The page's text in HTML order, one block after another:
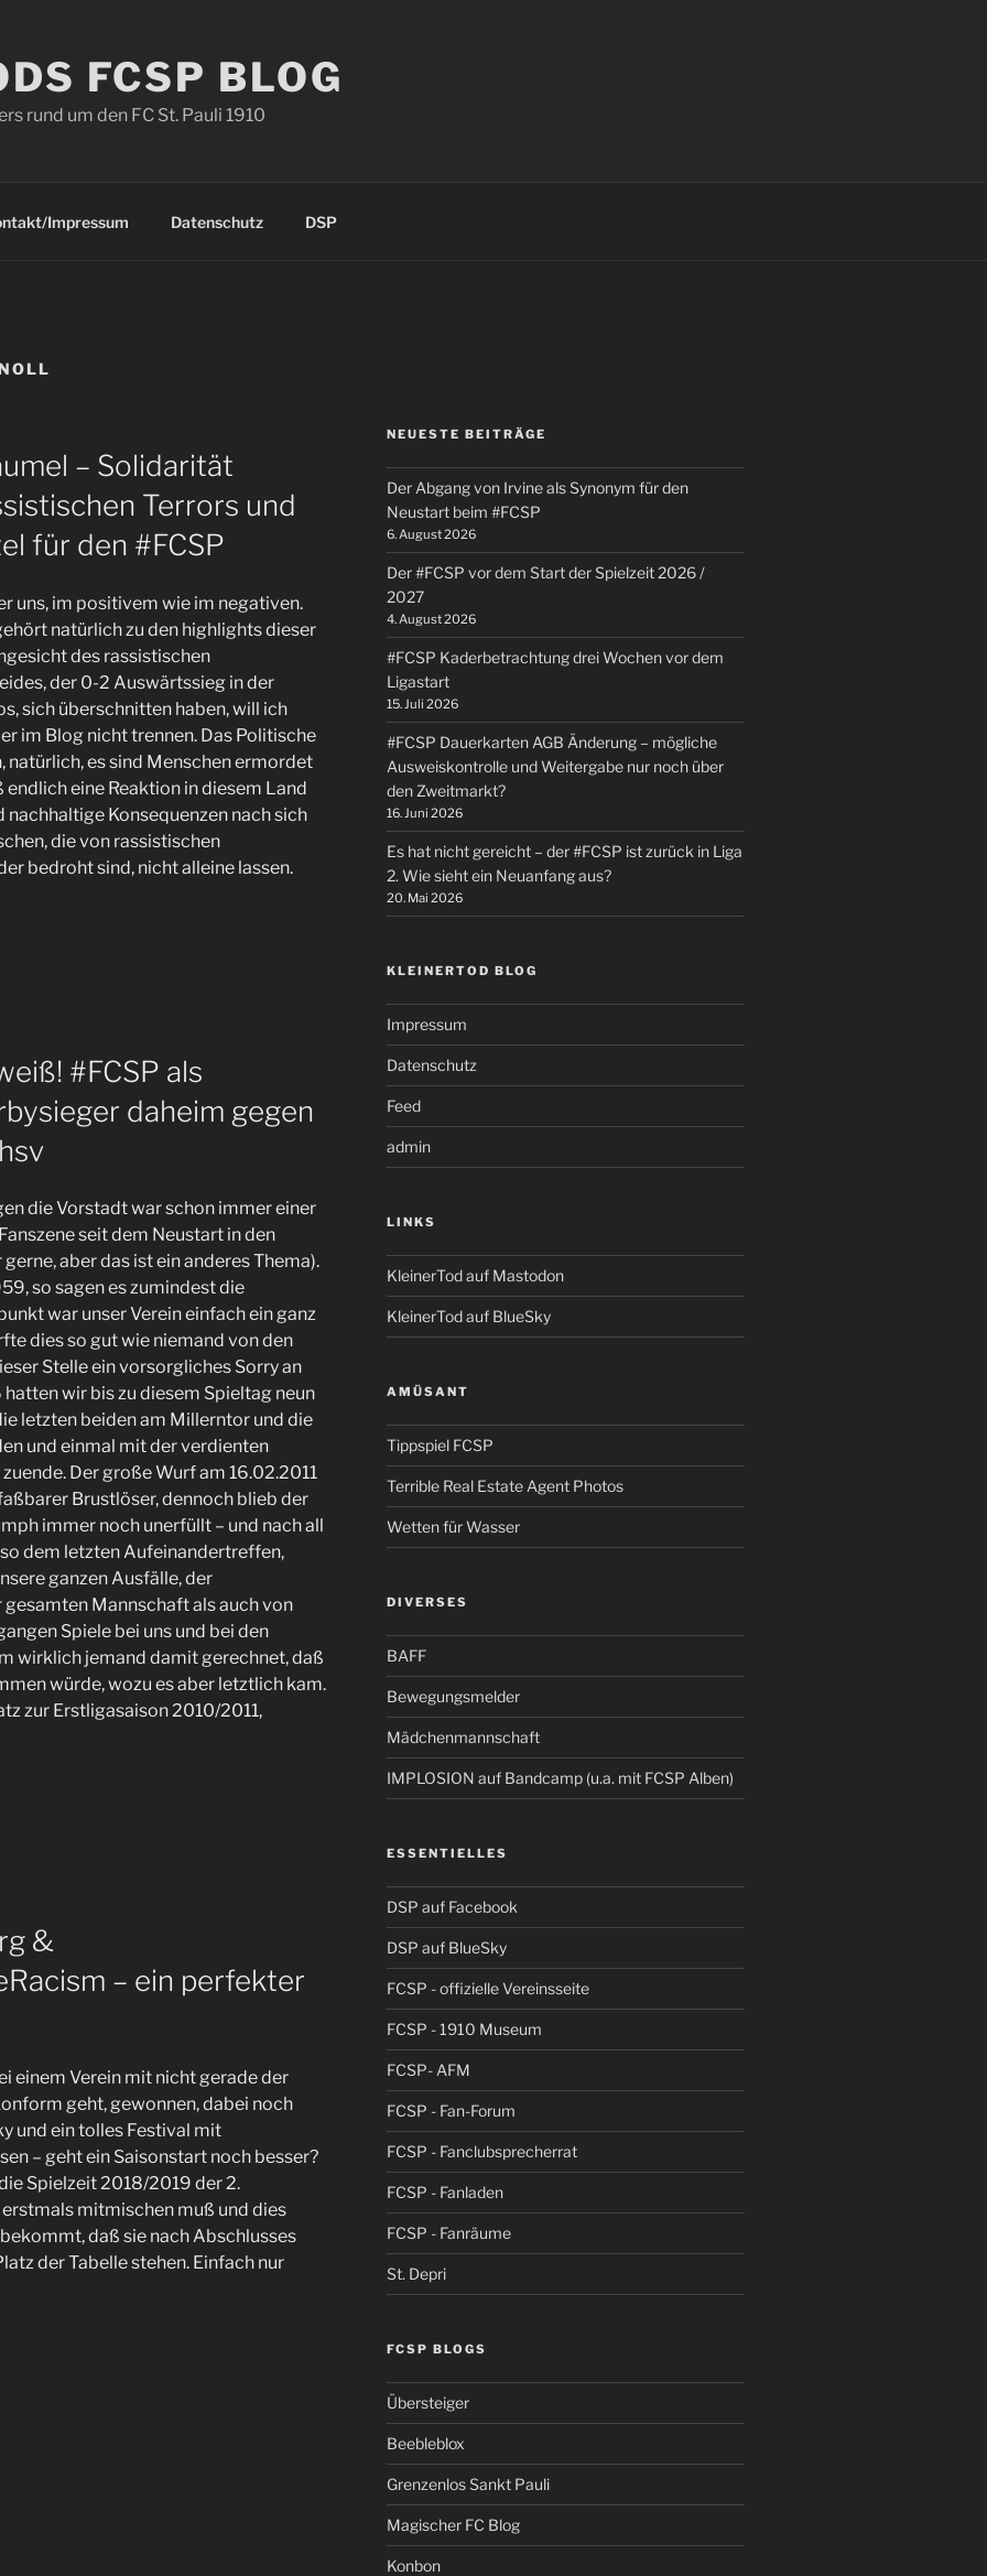
FCSP BLOG
rund um den FC St. Pauli 1910
Impressum Datenschutz DSP
– Solidarität
Terrors und
für den #FCSP
uns, im positivem wie im negativen.
natürlich zu den highlights dieser
des rassistischen
der 0-2 Auswärtssieg in der
sich überschnitten haben, will ich
im Blog nicht trennen. Das Politische
natürlich, es sind Menschen ermordet
eine Reaktion in diesem Land
Konsequenzen nach sich
die von rassistischen
bedroht sind, nicht alleine lassen.
#FCSP als
daheim gegen
die Vorstadt war schon immer einer
seit dem Neustart in den
aber das ist ein anderes Thema).
so sagen es zumindest die
war unser Verein einfach ein ganz
dies so gut wie niemand von den
Stelle ein vorsorgliches Sorry an
wir bis zu diesem Spieltag neun
letzten beiden am Millerntor und die
und einmal mit der verdienten
Der große Wurf am 16.02.2011
Brustlöser, dennoch blieb der
immer noch unerfüllt – und nach all
dem letzten Aufeinandertreffen,
ganzen Ausfälle, der
Mannschaft als auch von
Spiele bei uns und bei den
wirklich jemand damit gerechnet, daß
würde, wozu es aber letztlich kam.
zur Erstligasaison 2010/2011,
&
– ein perfekter
einem Verein mit nicht gerade der
geht, gewonnen, dabei noch
und ein tolles Festival mit
– geht ein Saisonstart noch besser?
Spielzeit 2018/2019 der 2.
mitmischen muß und dies
daß sie nach Abschlusses
der Tabelle stehen. Einfach nur
NEUESTE BEITRÄGE
Der Abgang von Irvine als Synonym für den
Neustart beim #FCSP
6. August 2026
Der #FCSP vor dem Start der Spielzeit 2026 /
2027
4. August 2026
#FCSP Kaderbetrachtung drei Wochen vor dem
Ligastart
15. Juli 2026
#FCSP Dauerkarten AGB Änderung – mögliche
Ausweiskontrolle und Weitergabe nur noch über
den Zweitmarkt?
16. Juni 2026
Es hat nicht gereicht – der #FCSP ist zurück in Liga
2. Wie sieht ein Neuanfang aus?
20. Mai 2026
KLEINERTOD BLOG
Impressum
Datenschutz
Feed
admin
LINKS
KleinerTod auf Mastodon
KleinerTod auf BlueSky
AMÜSANT
Tippspiel FCSP
Terrible Real Estate Agent Photos
Wetten für Wasser
DIVERSES
BAFF
Bewegungsmelder
Mädchenmannschaft
IMPLOSION auf Bandcamp (u.a. mit FCSP Alben)
ESSENTIELLES
DSP auf Facebook
DSP auf BlueSky
FCSP - offizielle Vereinsseite
FCSP - 1910 Museum
FCSP- AFM
FCSP - Fan-Forum
FCSP - Fanclubsprecherrat
FCSP - Fanladen
FCSP - Fanräume
St. Depri
FCSP BLOGS
Übersteiger
Beebleblox
Grenzenlos Sankt Pauli
Magischer FC Blog
Konbon